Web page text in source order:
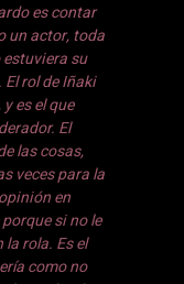
es contar
un actor, toda
su
rol de Iñaki
es el que
El
las cosas,
vecespara la
en
si no le
rola. Es el
como no